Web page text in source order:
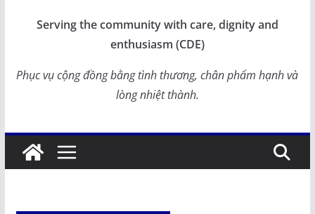
Serving the community with care, dignity and
enthusiasm (CDE)
Phục vụ cộng đồng bằng tình thương, chân phẩm hạnh và
lòng nhiệt thành.